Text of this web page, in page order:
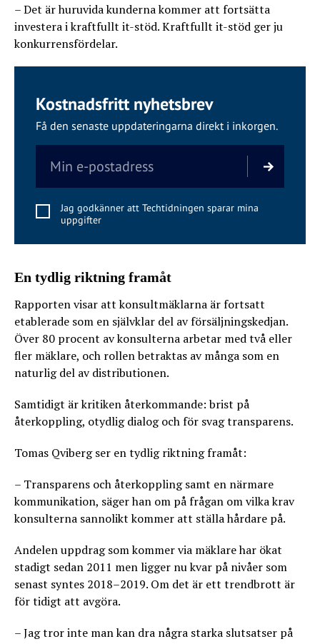
– Det är huruvida kunderna kommer att fortsätta
investera i kraftfullt it-stöd. Kraftfullt it-stöd ger ju
konkurrensfördelar.
Kostnadsfritt nyhetsbrev
Få den senaste uppdateringarna direkt i inkorgen.
Jag godkänner att Techtidningen sparar mina
uppgifter
En tydlig riktning framåt
Rapporten visar att konsultmäklarna är fortsatt
etablerade som en självklar del av försäljningskedjan.
Över 80 procent av konsulterna arbetar med två eller
fler mäklare, och rollen betraktas av många som en
naturlig del av distributionen.
Samtidigt är kritiken återkommande: brist på
återkoppling, otydlig dialog och för svag transparens.
Tomas Qviberg ser en tydlig riktning framåt:
– Transparens och återkoppling samt en närmare
kommunikation, säger han om på frågan om vilka krav
konsulterna sannolikt kommer att ställa hårdare på.
Andelen uppdrag som kommer via mäklare har ökat
stadigt sedan 2011 men ligger nu kvar på nivåer som
senast syntes 2018–2019. Om det är ett trendbrott är
för tidigt att avgöra.
– Jag tror inte man kan dra några starka slutsatser på